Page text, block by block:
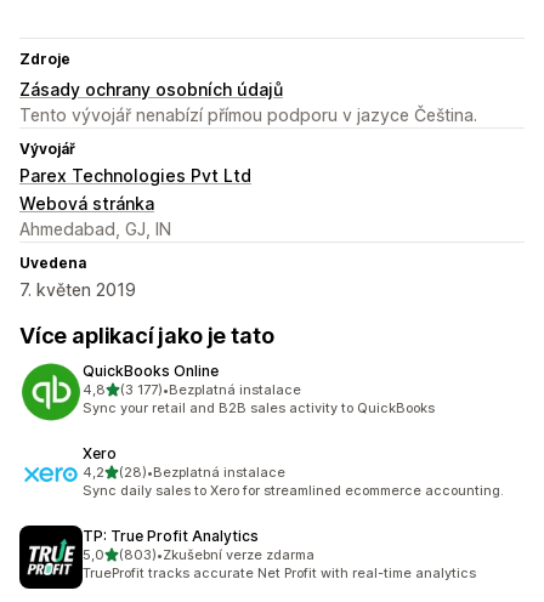
Zdroje
Zásady ochrany osobních údajů
Tento vývojář nenabízí přímou podporu v jazyce Čeština.
Vývojář
Parex Technologies Pvt Ltd
Webová stránka
Ahmedabad, GJ, IN
Uvedena
7. květen 2019
Více aplikací jako je tato
QuickBooks Online
4,8z 5 hvězd
(3 177)
Celkový počet recenzí: 3177
•Bezplatná instalace
Sync your retail and B2B sales activity to QuickBooks
Xero
4,2z 5 hvězd
(28)
Celkový počet recenzí: 28
•Bezplatná instalace
Sync daily sales to Xero for streamlined ecommerce accounting.
TP: True Profit Analytics
5,0z 5 hvězd
(803)
Celkový počet recenzí: 803
•Zkušební verze zdarma
TrueProfit tracks accurate Net Profit with real-time analytics